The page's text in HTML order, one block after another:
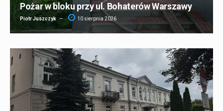
Pożar w bloku przy ul. Bohaterów Warszawy
Piotr Juszczyk 10 sierpnia 2026